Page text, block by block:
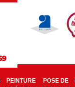
PEINTURE
POSE DE